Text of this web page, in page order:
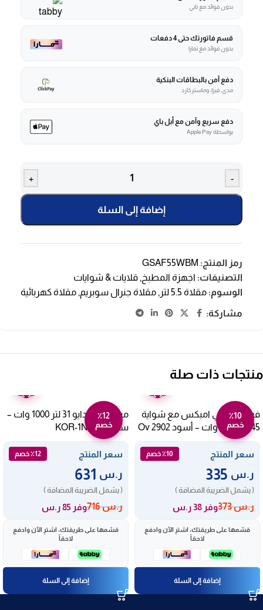
بدون فوائد مع تابي
قسم فاتورتك حتى 4 دفعات
بدون فوائد مع تمارا
دفع آمن بالبطاقات البنكية
مدى، فيزا، وماستركارد
دفع سريع وآمن مع أبل باي
بواسطة Apple Pay
-
+
إضافة إلى السلة
رمز المنتج: GSAF55WBM
التصنيفات: اجهزة المطبخ , قلايات & شوايات
الوسوم: مقلاة 5.5 لتر , مقلاة جنرال سوبريم, مقلاة كهربائية
مشاركة:
منتجات ذات صلة
٪10
خصم
فرن كهربائي امبكس مع شواية
45 لتر 1800 وات – أسود Ov 2902
سعر المنتج ٪10 خصم
ر.س
( يشمل الضريبة المضافة )
ر.س373 وفر 38 ر.س
قسّمها على طريقتك، اشترِ الآن وادفع
لاحقاً
إضافة إلى السلة
٪12
خصم
ميكروويف دايو 31 لتر 1000 وات –
ستيل KOR-1N5AD
سعر المنتج ٪12 خصم
ر.س
( يشمل الضريبة المضافة )
ر.س716 وفر 85 ر.س
قسّمها على طريقتك، اشترِ الآن وادفع
لاحقاً
إضافة إلى السلة